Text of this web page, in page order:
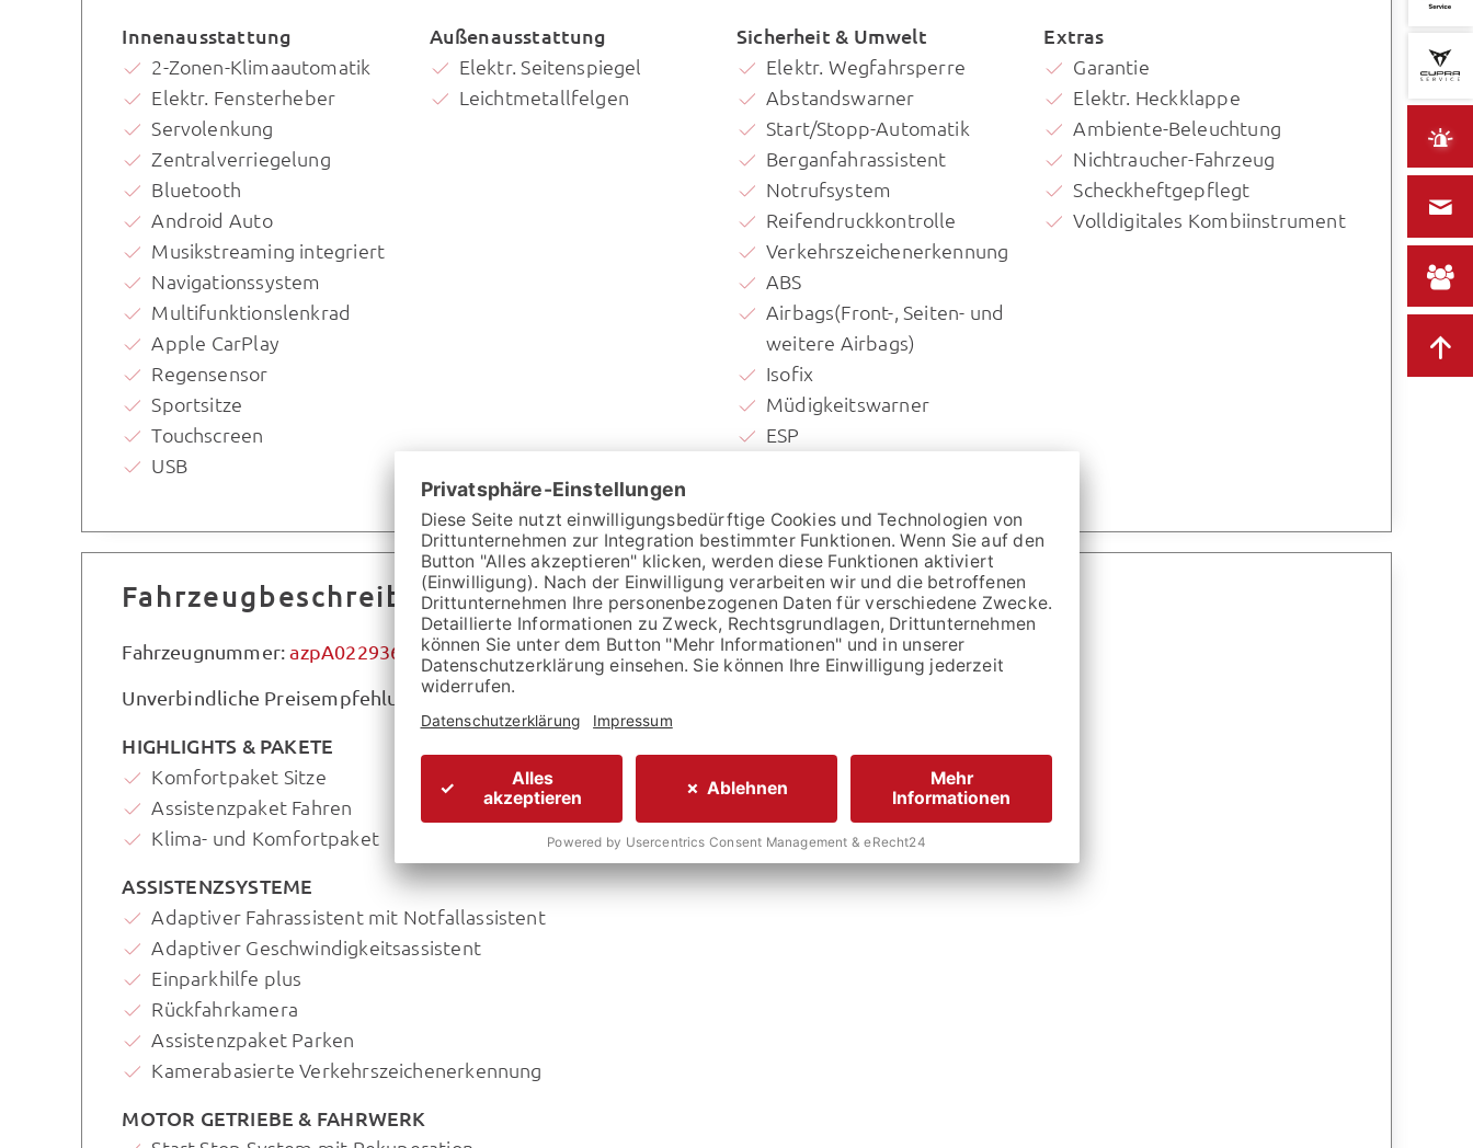
Innenausstattung
2-Zonen-Klimaautomatik
Elektr. Fensterheber
Servolenkung
Zentralverriegelung
Bluetooth
Android Auto
Musikstreaming integriert
Navigationssystem
Multifunktionslenkrad
Apple CarPlay
Regensensor
Sportsitze
Touchscreen
USB
Außenausstattung
Elektr. Seitenspiegel
Leichtmetallfelgen
Sicherheit & Umwelt
Elektr. Wegfahrsperre
Abstandswarner
Start/Stopp-Automatik
Berganfahrassistent
Notrufsystem
Reifendruckkontrolle
Verkehrszeichenerkennung
ABS
Airbags(Front-, Seiten- und
weitere Airbags)
Isofix
Müdigkeitswarner
ESP
Extras
Garantie
Elektr. Heckklappe
Ambiente-Beleuchtung
Nichtraucher-Fahrzeug
Scheckheftgepflegt
Volldigitales Kombiinstrument
Fahrzeugbeschreibung
Fahrzeugnummer:azpA022936
Unverbindliche Preisempfehlung des Herstellers:
HIGHLIGHTS & PAKETE
Komfortpaket Sitze
Assistenzpaket Fahren
Klima- und Komfortpaket
ASSISTENZSYSTEME
Adaptiver Fahrassistent mit Notfallassistent
Adaptiver Geschwindigkeitsassistent
Einparkhilfe plus
Rückfahrkamera
Assistenzpaket Parken
Kamerabasierte Verkehrszeichenerkennung
MOTOR GETRIEBE & FAHRWERK